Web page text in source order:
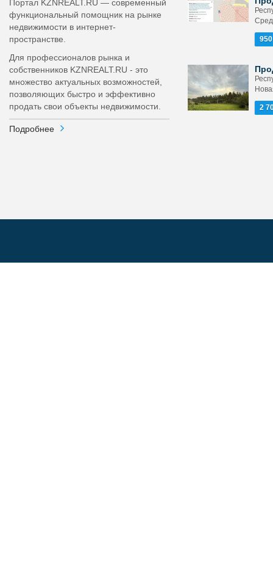
Портал KZNREALT.RU — современный
функциональный помощник на рынке
недвижимости в интернет-
пространстве.
Для профессионалов рынка и
собственников KZNREALT.RU - это
множество актуальных возможностей,
позволяющих быстро и эффективно
продать свои объекты недвижимости.
Подробнее
2